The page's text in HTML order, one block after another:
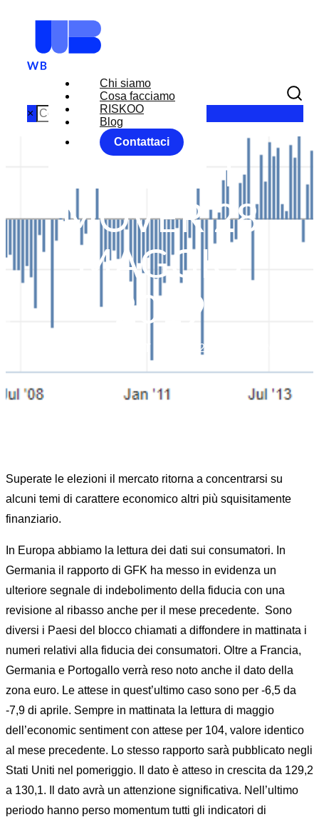
Chi siamo
Cosa facciamo
RISKOO
Blog
Contattaci
×
MARKET
MOVER 28
MAGGIO
2019
MARKET MOVER 28 MAGGIO 2019
Superate le elezioni il mercato ritorna a concentrarsi su
alcuni temi di carattere economico altri più squisitamente
finanziario.
In Europa abbiamo la lettura dei dati sui consumatori. In
Germania il rapporto di GFK ha messo in evidenza un
ulteriore segnale di indebolimento della fiducia con una
revisione al ribasso anche per il mese precedente. Sono
diversi i Paesi del blocco chiamati a diffondere in mattinata i
numeri relativi alla fiducia dei consumatori. Oltre a Francia,
Germania e Portogallo verrà reso noto anche il dato della
zona euro. Le attese in quest’ultimo caso sono per -6,5 da
-7,9 di aprile. Sempre in mattinata la lettura di maggio
dell’economic sentiment con attese per 104, valore identico
al mese precedente. Lo stesso rapporto sarà pubblicato negli
Stati Uniti nel pomeriggio. Il dato è atteso in crescita da 129,2
a 130,1. Il dato avrà un attenzione significativa. Nell’ultimo
periodo hanno perso momentum tutti gli indicatori di